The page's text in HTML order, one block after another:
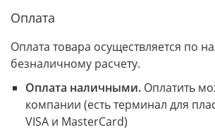
Оплата
Оплата товара осуществляется по
безналичному расчету.
Оплата наличными. Оплатить
компании (есть терминал для
VISA и MasterCard)